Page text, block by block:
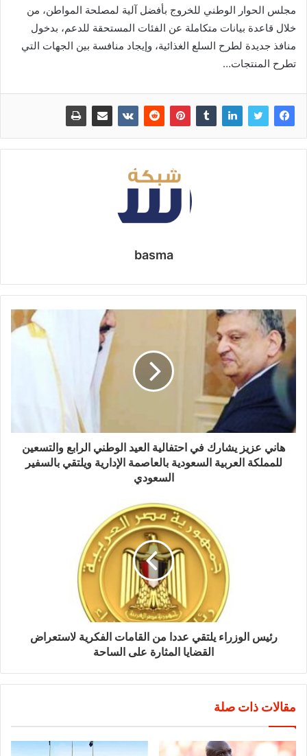
مجلس الحوار الوطني للخروج بأفضل آلية لمصلحة المواطن، من
خلال قاعدة بيانات متكاملة عن الفئات المستحقة للدعم، بدخول
منافذ جديدة لطرح السلع الغذائية، وإيجاد منافسة بين الجهات التي
تطرح المنتجات…
basma
هاني عزيز يشارك في احتفالية العيد الوطني الرابع والتسعين
للمملكة العربية السعودية بالعاصمة الإدارية ويلتقي بالسفير
السعودي
رئيس الوزراء يلتقي عددا من القامات الفكرية لاستعراض
القضايا المثارة على الساحة
مقالات ذات صلة